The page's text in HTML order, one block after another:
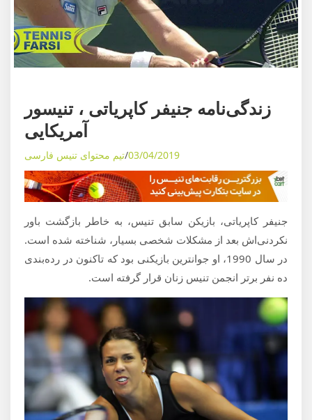
م
و
ز
ش
زندگی‌نامه جنیفر کاپریاتی ، تنیسور
آمریکایی
03/04/2019 تیم محتوای تنیس فارسی
جنیفر کاپریاتی، بازیکن سابق تنیس، به خاطر بازگشت باور
نکردنی‌اش بعد از مشکلات شخصی بسیار،‌ شناخته شده است.
در سال 1990، او جوانترین بازیکنی بود که تاکنون در رده‌بندی
ده نفر برتر انجمن تنیس زنان قرار گرفته است.